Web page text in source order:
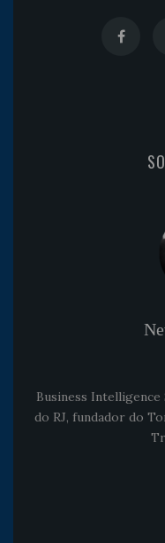
Business
do RJ, fundador do